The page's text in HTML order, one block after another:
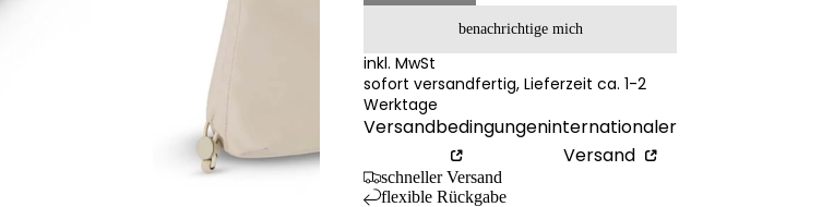
benachrichtige mich
inkl. MwSt
sofort versandfertig, Lieferzeit ca. 1-2
Werktage
Versandbedingungeninternationaler
Versand
schneller Versand
flexible Rückgabe